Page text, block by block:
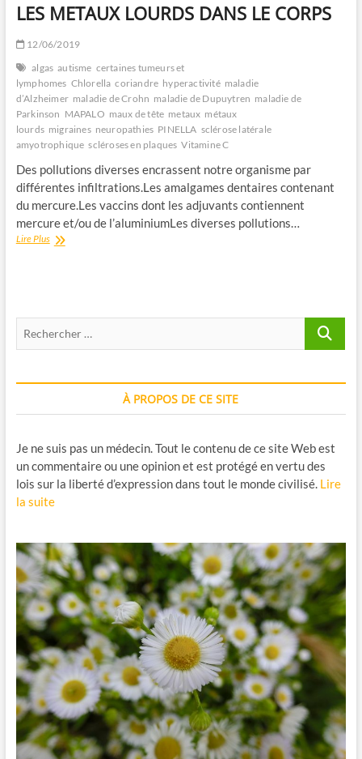
LES METAUX LOURDS DANS LE CORPS
12/06/2019
algas autisme certaines tumeurs et
lymphomes Chlorella coriandre hyperactivité maladie
d’Alzheimer maladie de Crohn maladie de Dupuytren maladie de
Parkinson MAPALO maux de tête metaux métaux
lourds migraines neuropathies PINELLA sclérose latérale
amyotrophique scléroses en plaques Vitamine C
Des pollutions diverses encrassent notre organisme par
différentes infiltrations.Les amalgames dentaires contenant
du mercure.Les vaccins dont les adjuvants contiennent
mercure et/ou de l’aluminiumLes diverses pollutions…
Lire PlusLES
À PROPOS DE CE SITE
Je ne suis pas un médecin. Tout le contenu de ce site Web est
un commentaire ou une opinion et est protégé en vertu des
lois sur la liberté d’expression dans tout le monde civilisé. Lire
la suite